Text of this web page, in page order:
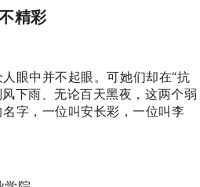
精彩
眼中并不起眼。可她们却在“抗
下雨、无论百天黑夜，这两个弱
字，一位叫安长彩，一位叫李